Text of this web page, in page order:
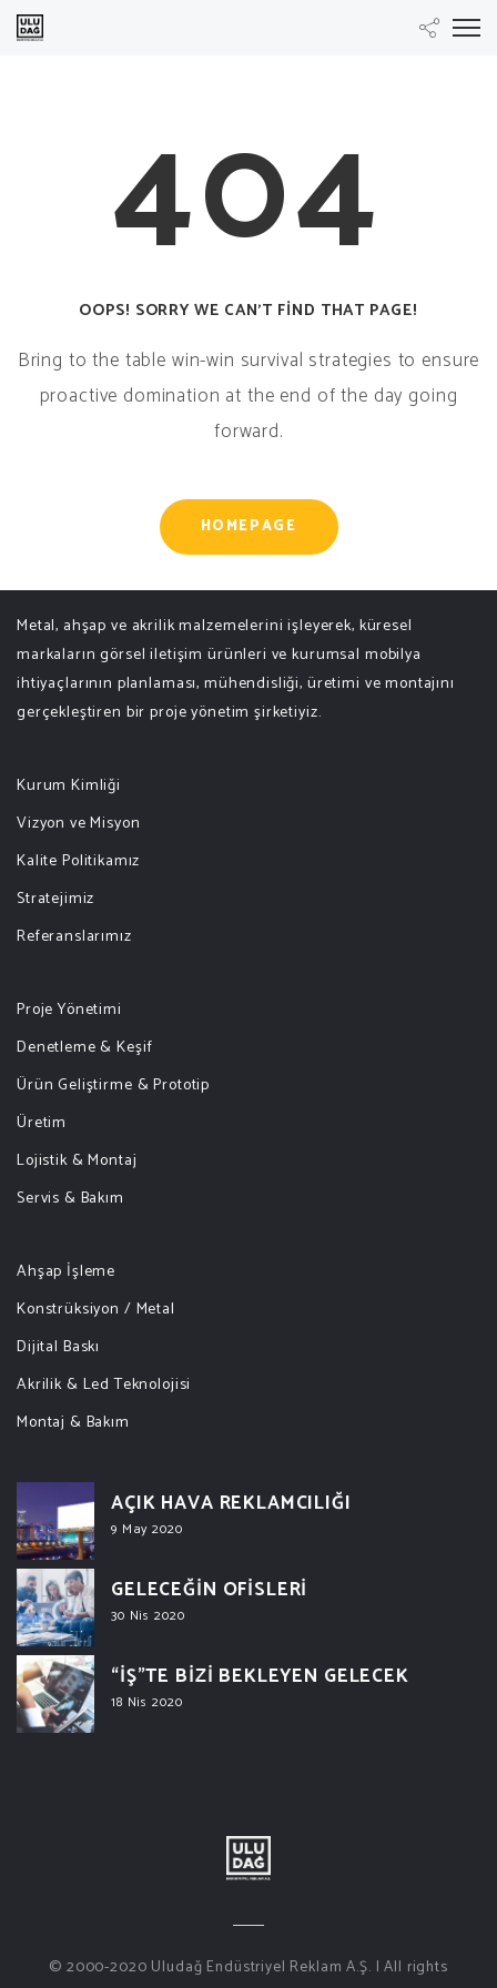
404
OOPS! SORRY WE CAN’T FIND THAT PAGE!
Bring to the table win-win survival strategies to ensure
proactive domination at the end of the day going
forward.
HOMEPAGE
Metal, ahşap ve akrilik malzemelerini işleyerek, küresel
markaların görsel iletişim ürünleri ve kurumsal mobilya
ihtiyaçlarının planlaması, mühendisliği, üretimi ve montajını
gerçekleştiren bir proje yönetim şirketiyiz.
Kurum Kimliği
Vizyon ve Misyon
Kalite Politikamız
Stratejimiz
Referanslarımız
Proje Yönetimi
Denetleme & Keşif
Ürün Geliştirme & Prototip
Üretim
Lojistik & Montaj
Servis & Bakım
Ahşap İşleme
Konstrüksiyon / Metal
Dijital Baskı
Akrilik & Led Teknolojisi
Montaj & Bakım
AÇIK HAVA REKLAMCILIĞI
9 May 2020
GELECEĞİN OFİSLERİ
30 Nis 2020
“İŞ”TE BİZİ BEKLEYEN GELECEK
18 Nis 2020
© 2000-2020 Uludağ Endüstriyel Reklam A.Ş. | All rights